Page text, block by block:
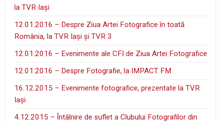
la TVR Iaşi
12.01.2016 – Despre Ziua Artei Fotografice în toată
România, la TVR Iaşi şi TVR 3
12.01.2016 – Evenimente ale CFI de Ziua Artei Fotografice
12.01.2016 – Despre Fotografie, la IMPACT FM
16.12.2015 – Evenimente fotografice, prezentate la TVR
Iaşi
4.12.2015 – Întâlnire de suflet a Clubului Fotografilor din